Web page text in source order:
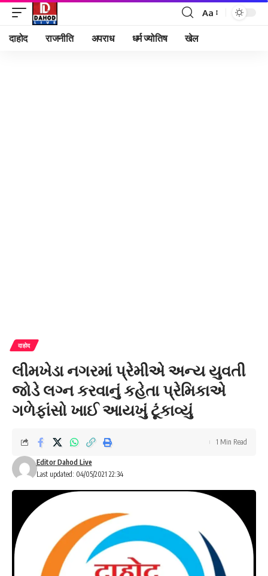
Font
Aa
दाहोद राजनीति अपराध धर्म ज्योतिष खेल
दाहोद
લીમખેડા નગરમાં પ્રેમીએ અન્ય યુવતી
જોડે લગ્ન કરવાનું કહેતા પ્રેમિકાએ
ગળેફાંસો ખાઈ આયખું ટૂંકાવ્યું
Last updated: 04/05/2021 22:34
Editor Dahod Live
1 Min Read